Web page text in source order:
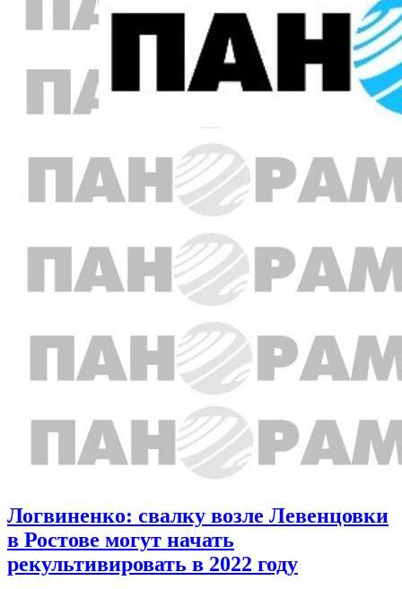
Логвиненко: свалку возле Левенцовки
в Ростове могут начать
рекультивировать в 2022 году